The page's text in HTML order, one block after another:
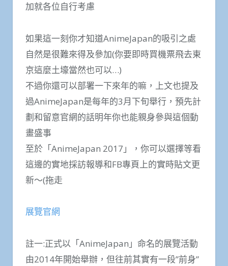
加就各位自行考慮
如果這一刻你才知道AnimeJapan的吸引之處
自然是很難來得及參加(你要即時買機票飛去東
京這麼土壕當然也可以…)
不過你還可以部署一下來年的嘛，上文也提及
過AnimeJapan是每年的3月下旬舉行，預先計
劃和留意官網的話明年你也能親身參與這個動
畫盛事
至於「AnimeJapan 2017」，你可以選擇等看
這邊的實地採訪報導和FB專頁上的實時貼文更
新～(拖走
展覽官網
註一:正式以「AnimeJapan」命名的展覽活動
由2014年開始舉辦，但往前其實有一段”前身”